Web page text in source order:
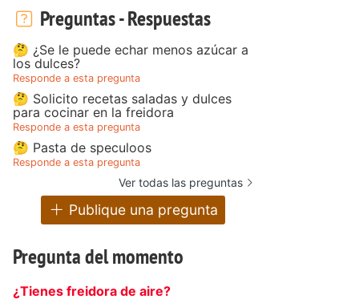
Preguntas - Respuestas
🤔 ¿Se le puede echar menos azúcar a
los dulces?
Responde a esta pregunta
🤔 Solicito recetas saladas y dulces
para cocinar en la freidora
Responde a esta pregunta
🤔 Pasta de speculoos
Responde a esta pregunta
Ver todas las preguntas
Publique una pregunta
Pregunta del momento
¿Tienes freidora de aire?